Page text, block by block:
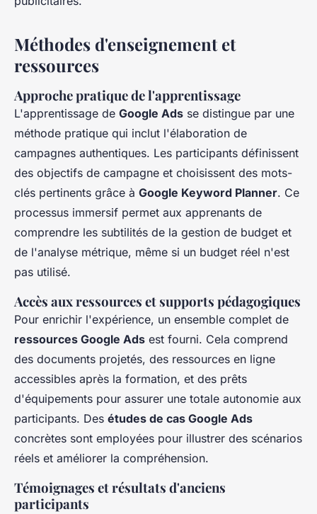
Méthodes d'enseignement et
ressources
Approche pratique de l'apprentissage
L'apprentissage de Google Ads se distingue par une
méthode pratique qui inclut l'élaboration de
campagnes authentiques. Les participants définissent
des objectifs de campagne et choisissent des mots-
clés pertinents grâce à Google Keyword Planner. Ce
processus immersif permet aux apprenants de
comprendre les subtilités de la gestion de budget et
de l'analyse métrique, même si un budget réel n'est
pas utilisé.
Accès aux ressources et supports pédagogiques
Pour enrichir l'expérience, un ensemble complet de
ressources Google Ads est fourni. Cela comprend
des documents projetés, des ressources en ligne
accessibles après la formation, et des prêts
d'équipements pour assurer une totale autonomie aux
participants. Des études de cas Google Ads
concrètes sont employées pour illustrer des scénarios
réels et améliorer la compréhension.
Témoignages et résultats d'anciens
participants